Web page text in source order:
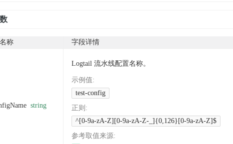
称 字段详情
string
Logtail 流水线配置名称。
示例值:
test-config
正则 :
^[0-9a-zA-Z][0-9a-zA-Z-_]{0,126}[0-9a-zA-Z]$
参考取值来源: